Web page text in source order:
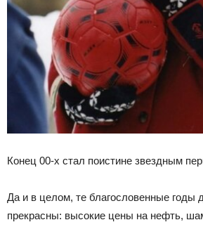
Конец 00-х стал поистине звездным
Да и в целом, те благословенные годы
прекрасны: высокие цены на нефть,